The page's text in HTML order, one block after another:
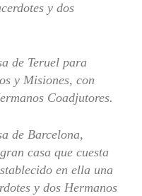
y dos
de Teruel para
y Misiones, con
Coadjutores.
de Barcelona,
casa que cuesta
en ella una
y dos Hermanos